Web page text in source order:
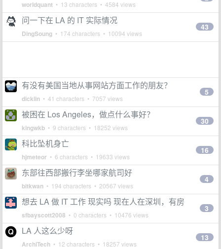
worldquant • 13 characters • 4584 views
问一下在 LA 的 IT 实际情况
DingSoung • 174 characters • 10094 views
43
有没有美国当地从事网站方面工作的朋友？
dicklin • 41 characters • 7057 views
5
被困在 Los Angeles，做点什么事好？
kingwkb • 9 characters • 18252 views
30
科比坠机身亡
hjmeteor • 6 characters • 19633 views
16
东部往西部搬行李坐哪家航司好
bitkwan • 194 characters • 20567 views
4
想去 LA 做 IT 工作 现实吗 现在人在深圳，有房
sfbayscott2008 • 0 characters • 10476 views
3
LA 人这么少呀
ArchiTech • 12 characters • 18257 views
13